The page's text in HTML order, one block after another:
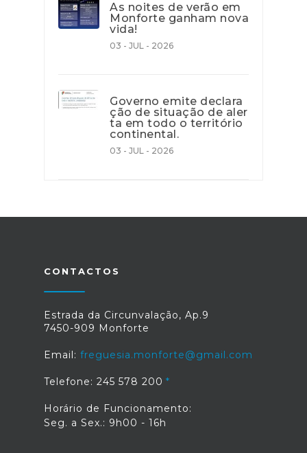
As noites de verão em
Monforte ganham nova
vida!
03 - JUL - 2026
Governo emite declara
ção de situação de aler
ta em todo o território
continental.
03 - JUL - 2026
CONTACTOS
Estrada da Circunvalação, Ap.9
7450-909 Monforte
Email: freguesia.monforte@gmail.com
Telefone: 245 578 200
Horário de Funcionamento:
Seg. a Sex.: 9h00 - 16h